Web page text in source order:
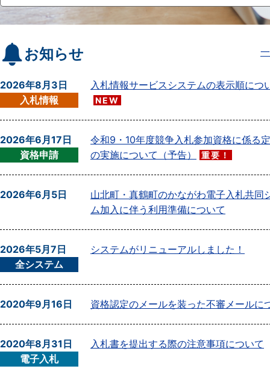
お知らせ
2026年8月3日
入札情報
入札情報サービスシステムの表示順につ
NEW
2026年6月17日
資格申請
令和9・10年度競争入札参加資格に係る
の実施について（予告）
重要！
2026年6月5日
山北町・真鶴町のかながわ電子入札共同
ム加入に伴う利用準備について
2026年5月7日
全システム
システムがリニューアルしました！
2020年9月16日 資格認定のメールを装った不審メールに
2020年8月31日
電子入札
入札書を提出する際の注意事項について